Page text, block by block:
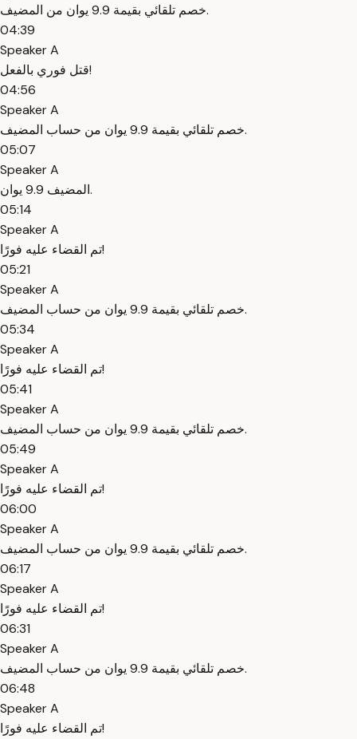
خصم تلقائي بقيمة 9.9 يوان من المضيف.
04:39
Speaker A
قتل فوري بالفعل!
04:56
Speaker A
خصم تلقائي بقيمة 9.9 يوان من حساب المضيف.
05:07
Speaker A
المضيف 9.9 يوان.
05:14
Speaker A
تم القضاء عليه فورًا!
05:21
Speaker A
خصم تلقائي بقيمة 9.9 يوان من حساب المضيف.
05:34
Speaker A
تم القضاء عليه فورًا!
05:41
Speaker A
خصم تلقائي بقيمة 9.9 يوان من حساب المضيف.
05:49
Speaker A
تم القضاء عليه فورًا!
06:00
Speaker A
خصم تلقائي بقيمة 9.9 يوان من حساب المضيف.
06:17
Speaker A
تم القضاء عليه فورًا!
06:31
Speaker A
خصم تلقائي بقيمة 9.9 يوان من حساب المضيف.
06:48
Speaker A
تم القضاء عليه فورًا!